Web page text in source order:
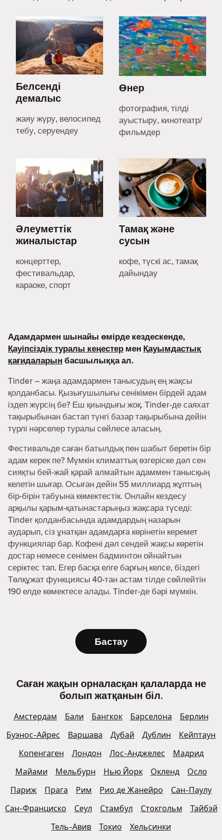
Белсенді
демалыс
жаяу жүру, велосипед
тебу, серуендеу
Өнер
фотография, тілді
ауыстыру, кинотеатр/
фильмдер
Әлеуметтік
жиналыстар
концерттер,
фестивальдар,
караоке, спорт
Тамақ және
сусын
кофе, түскі ас, тамақ
дайындау
Адамдармен шынайы өмірде кездескенде,
Қауіпсіздік туралы кеңестер мен Қауымдастық
қағидаларын басшылыққа ал.
Tinder – жаңа адамдармен танысудың ең жақсы
қолданбасы. Қызығушылығы сенікімен бірдей адам
іздеп жүрсің бе? Еш қиындығы жоқ. Tinder-де саяхат
тақырыбынан бастап түнгі базар тақырыбына дейін
түрлі нәрселер туралы сөйлесе аласың.
Фестивальде саған батылдық пен шабыт беретін бір
адам керек пе? Мүмкін климаттық өзгеріске дәл сен
сияқты бей-жай қарай алмайтын адаммен танысқың
келетін шығар. Осыған дейін 55 миллиард жұптың
бір-бірін табуына көмектестік. Онлайн кездесу
арқылы қарым-қатынастарыңыз жақсара түседі:
Tinder қолданбасында адамдардың назарын
аударып, сіз ұнатқан адамдарға көрінетін керемет
функциялар бар. Кофені дәл сендей жақсы көретін
достар немесе сенімен бадминтон ойнайтын
серіктес тап. Егер басқа елге барғың келсе, біздегі
Төлқұжат функциясы 40-тан астам тілде сөйлейтін
190 елде көмектесе алады. Tinder-де бәрі мүмкін.
Бастау
Саған жақын орналасқан қалаларда не
болып жатқанын біл.
Амстердам Бали Бангкок Барселона
Берлин
Буэнос-Айрес
Варшава Дубай Дублин
Кейптаун
Копенгаген
Лондон Лос-Анджелес
Мадрид
Майами
Мельбурн Нью Йорк Окленд
Осло
Париж
Прага Рим Рио де Жанейро
Сан-Паулу
Сан-Франциско
Сеул Стамбул Стокгольм
Тайбэй
Тель-Авив
Токио Хельсинки